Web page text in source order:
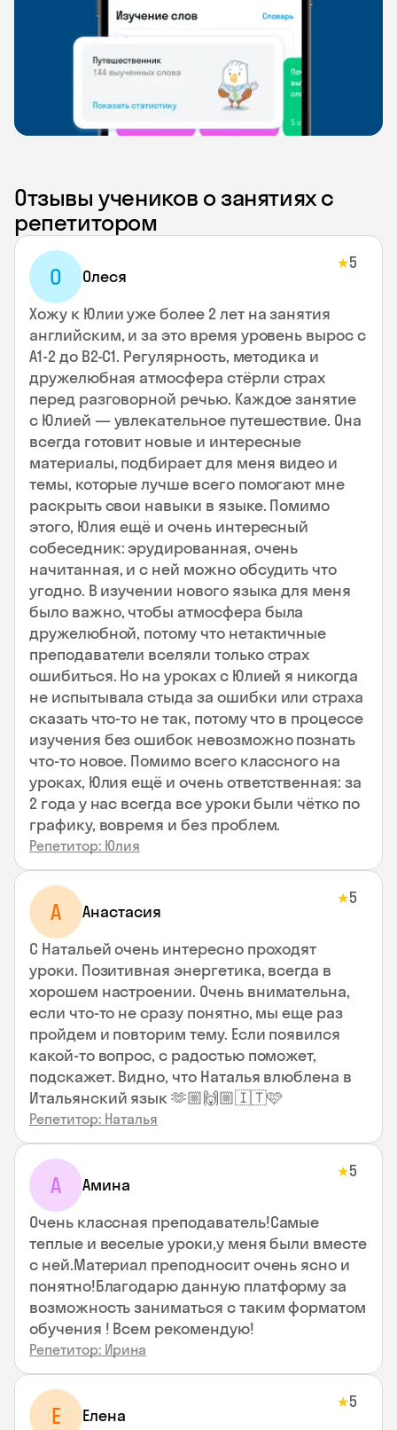
Отзывы учеников о занятиях с
репетитором
О Олеся
★5
Хожу к Юлии уже более 2 лет на занятия
английским, и за это время уровень вырос с
А1-2 до В2-С1. Регулярность, методика и
дружелюбная атмосфера стёрли страх
перед разговорной речью. Каждое занятие
с Юлией — увлекательное путешествие. Она
всегда готовит новые и интересные
материалы, подбирает для меня видео и
темы, которые лучше всего помогают мне
раскрыть свои навыки в языке. Помимо
этого, Юлия ещё и очень интересный
собеседник: эрудированная, очень
начитанная, и с ней можно обсудить что
угодно. В изучении нового языка для меня
было важно, чтобы атмосфера была
дружелюбной, потому что нетактичные
преподаватели вселяли только страх
ошибиться. Но на уроках с Юлией я никогда
не испытывала стыда за ошибки или страха
сказать что-то не так, потому что в процессе
изучения без ошибок невозможно познать
что-то новое. Помимо всего классного на
уроках, Юлия ещё и очень ответственная: за
2 года у нас всегда все уроки были чётко по
графику, вовремя и без проблем.
Репетитор: Юлия
А Анастасия
★5
С Натальей очень интересно проходят
уроки. Позитивная энергетика, всегда в
хорошем настроении. Очень внимательна,
если что-то не сразу понятно, мы еще раз
пройдем и повторим тему. Если появился
какой-то вопрос, с радостью поможет,
подскажет. Видно, что Наталья влюблена в
Итальянский язык 🫶🏼🙌🏼🇮🇹🩷
Репетитор: Наталья
А Амина
★5
Очень классная преподаватель!Самые
теплые и веселые уроки,у меня были вместе
с ней.Материал преподносит очень ясно и
понятно!Благодарю данную платформу за
возможность заниматься с таким форматом
обучения ! Всем рекомендую!
Репетитор: Ирина
Е Елена
★5